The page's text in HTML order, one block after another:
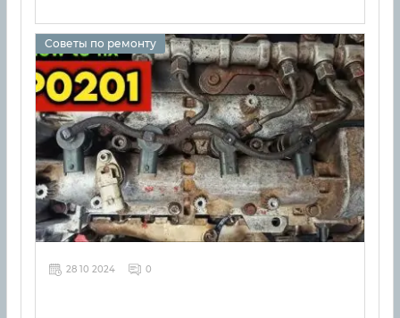
Советы по ремонту
28 10 2024 0